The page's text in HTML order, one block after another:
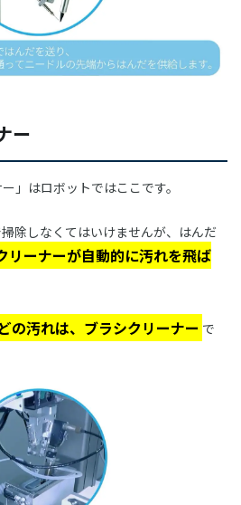
ー
」はロボットではここです。
除しなくてはいけませんが、はんだ
リーナーが自動的に汚れを飛ば
の汚れは、ブラシクリーナー で